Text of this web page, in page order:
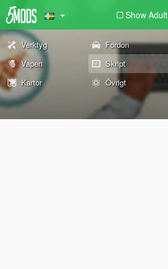
Show Adult
Verktyg Fordon
Vapen
Skript
Kartor
Övrigt